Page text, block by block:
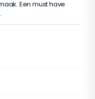
Een must have